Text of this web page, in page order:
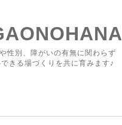
性別、障がいの有無に関わらず
きる場づくりを共に育みます♪